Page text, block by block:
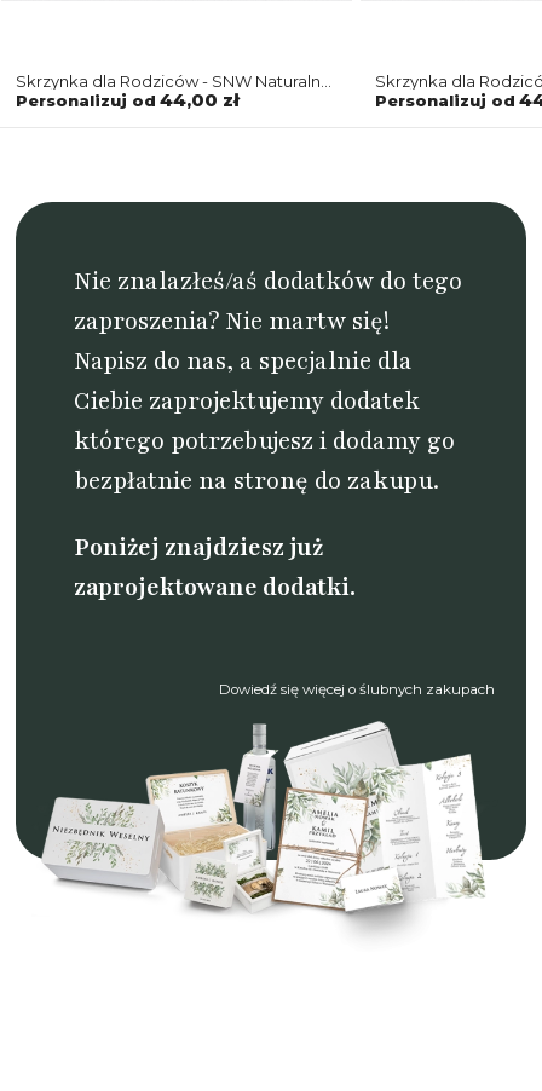
Skrzynka dla Rodziców - SNW Naturalna
Forest - Motyw 2
Personalizuj od 44,00 zł
Skrzynka dla
Forest - Motyw 2
Personalizuj od
Nie znalazłeś/aś dodatków do tego
zaproszenia? Nie martw się!
Napisz do nas, a specjalnie dla
Ciebie zaprojektujemy dodatek
którego potrzebujesz i dodamy go
bezpłatnie na stronę do zakupu.
Poniżej znajdziesz już
zaprojektowane dodatki.
Dowiedź się więcej o ślubnych zakupach